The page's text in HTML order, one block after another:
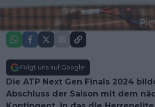
Folgt uns auf Google!
Die ATP Next Gen Finals 2024
Abschluss der Saison mit dem